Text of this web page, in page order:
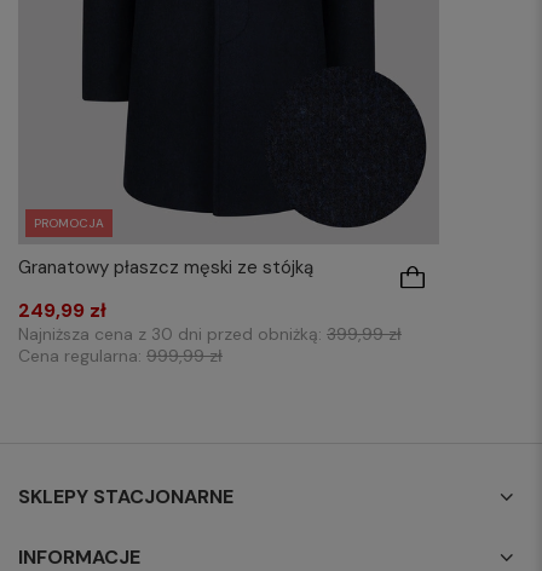
PROMOCJA
Granatowy płaszcz męski ze stójką
249,99 zł
Najniższa cena z 30 dni przed obniżką: 399,99 zł
Cena regularna: 999,99 zł
SKLEPY STACJONARNE
INFORMACJE